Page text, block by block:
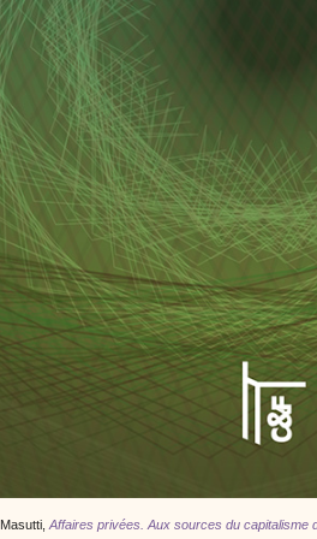
Affaires privées. Aux sources du capitalisme